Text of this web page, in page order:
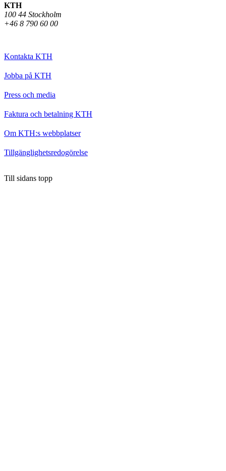
KTH
100 44 Stockholm
+46 8 790 60 00
Kontakta KTH
Jobba på KTH
Press och media
Faktura och betalning KTH
Om KTH:s webbplatser
Tillgänglighetsredogörelse
Till sidans topp